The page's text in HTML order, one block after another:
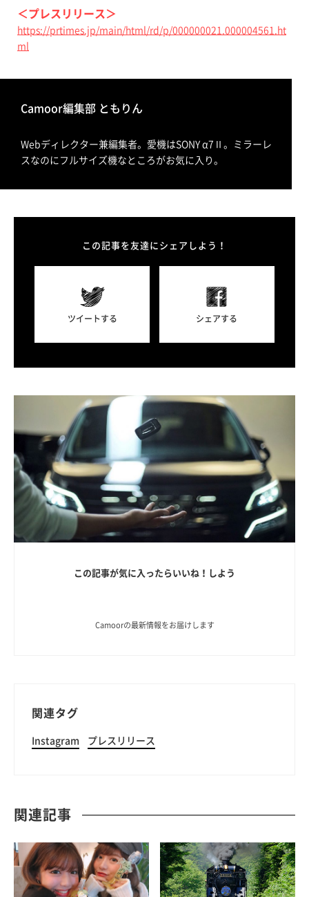
＜プレスリリース＞
https://prtimes.jp/main/html/rd/p/000000021.000004561.ht
ml
Camoor編集部 ともりん
Webディレクター兼編集者。愛機はSONY α7Ⅱ。ミラーレ
スなのにフルサイズ機なところがお気に入り。
この記事を友達にシェアしよう！
ツイートする シェアする
この記事が気に入ったらいいね！しよう
Camoorの最新情報をお届けします
関連タグ
Instagram プレスリリース
関連記事